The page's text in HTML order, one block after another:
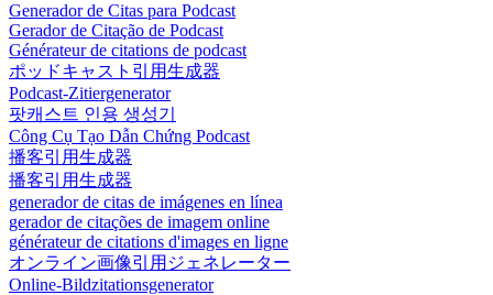
Generador de Citas para Podcast
Gerador de Citação de Podcast
Générateur de citations de podcast
ポッドキャスト引用生成器
Podcast-Zitiergenerator
팟캐스트 인용 생성기
Công Cụ Tạo Dẫn Chứng Podcast
播客引用生成器
播客引用生成器
generador de citas de imágenes en línea
gerador de citações de imagem online
générateur de citations d'images en ligne
オンライン画像引用ジェネレーター
Online-Bildzitationsgenerator